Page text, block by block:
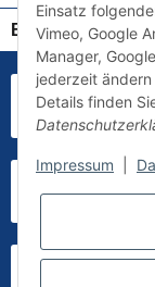
Bezahlung &
Einsatz
Vimeo, Google
Manager,
jederzeit
Details finden
Impressum